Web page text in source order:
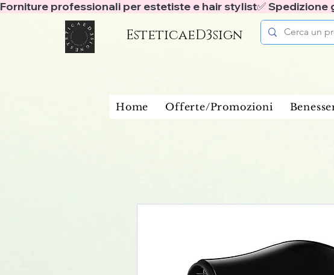
Forniture professionali per estetiste e hair stylist✅ Spedizione
EsteticaeD3sign
Home Offerte/Promozioni